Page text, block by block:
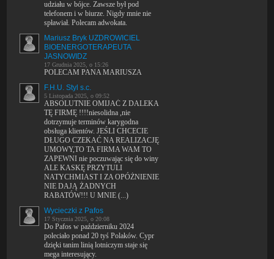
udziału w bójce. Zawsze był pod
telefonem i w biurze. Nigdy mnie nie
spławiał. Polecam adwokata.
Mariusz Bryk UZDROWICIEL
BIOENERGOTERAPEUTA
JASNOWIDZ
17 Grudnia 2025, o 15:26
POLECAM PANA MARIUSZA
F.H.U. Styl s.c.
5 Listopada 2025, o 09:52
ABSOLUTNIE OMIJAĆ Z DALEKA
TĘ FIRMĘ !!!!niesolidna ,nie
dotrzymuje terminów karygodna
obsługa klientów. JEŚLI CHCECIE
DŁUGO CZEKAĆ NA REALIZACJĘ
UMOWY,TO TA FIRMA WAM TO
ZAPEWNI nie poczuwając się do winy
ALE KASKĘ PRZYTULI
NATYCHMIAST I ZA OPÓŻNIENIE
NIE DAJĄ ŻADNYCH
RABATÓW!!! U MNIE (...)
Wycieczki z Pafos
17 Stycznia 2025, o 20:08
Do Pafos w październiku 2024
poleciało ponad 20 tyś Polaków. Cypr
dzięki tanim linią lotniczym staje się
mega interesujący.